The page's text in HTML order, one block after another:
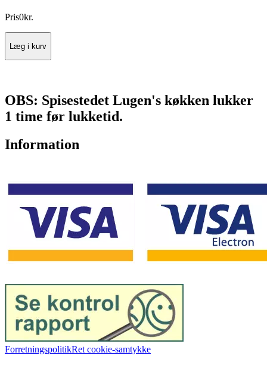
Pris0kr.
Læg i kurv
OBS: Spisestedet Lugen's køkken lukker
1 time før lukketid.
Information
ForretningspolitikRet cookie-samtykke